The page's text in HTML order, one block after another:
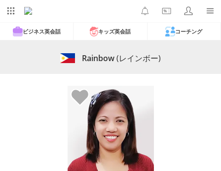
ビジネス英会話 キッズ英会話 コーチング
Rainbow(レインボー)